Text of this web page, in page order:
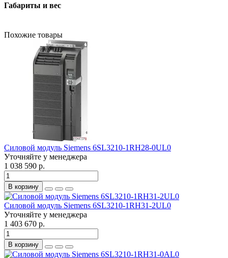
Габариты и вес
Похожие товары
Силовой модуль Siemens 6SL3210-1RH28-0UL0
Уточняйте у менеджера
1 038 590 р.
В корзину
Силовой модуль Siemens 6SL3210-1RH31-2UL0
Уточняйте у менеджера
1 403 670 р.
В корзину